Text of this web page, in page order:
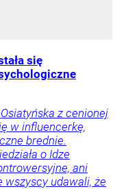
się
z cenionej
w influencerkę,
brednie.
o Idze
ani
wszyscy udawali, że